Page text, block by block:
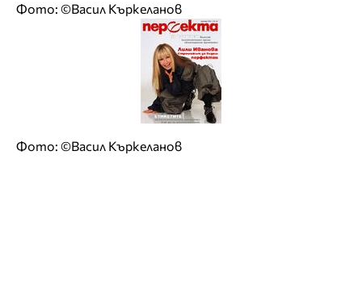
Фото: ©Васил Къркеланов
Фото: ©Васил Къркеланов